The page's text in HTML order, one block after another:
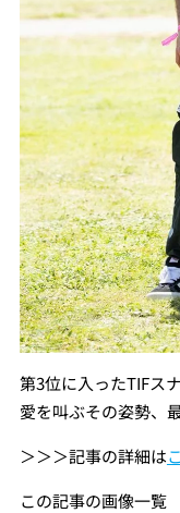
第3位に入ったTIFス
愛を叫ぶその姿勢、
＞＞＞記事の詳細は
この記事の画像一覧